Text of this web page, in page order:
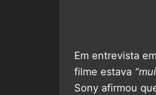
Em entrevista em
filme estava
Sony afirmou